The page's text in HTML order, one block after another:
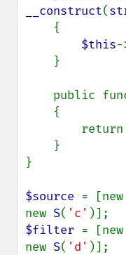
__construct(
$this-
public
        return
}
$source = [new
new S( 'c'
$filter = [new
new S( 'd' )];